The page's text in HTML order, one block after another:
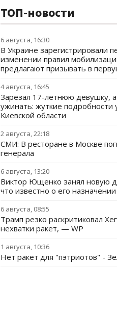
ТОП-новости
6 августа, 16:30
В Украине зарегистрировали
изменении правил
предлагают призывать в
4 августа, 16:45
Зарезал 17-летнюю девушку,
ужинать: жуткие подробности
Киевской области
2 августа, 22:18
СМИ: В ресторане в Москве
генерала
6 августа, 13:20
Виктор Ющенко занял новую
что известно о его назначении
6 августа, 08:55
Трамп резко раскритиковал
нехватки ракет, — WP
1 августа, 10:36
Нет ракет для "пэтриотов" -